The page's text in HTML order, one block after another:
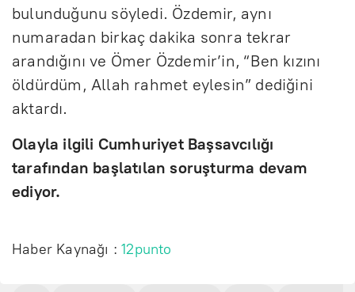
bulunduğunu söyledi. Özdemir, aynı
numaradan birkaç dakika sonra tekrar
arandığını ve Ömer Özdemir’in, “Ben kızını
öldürdüm, Allah rahmet eylesin” dediğini
aktardı.
Olayla ilgili Cumhuriyet Başsavcılığı
tarafından başlatılan soruşturma devam
ediyor.
Haber Kaynağı :12punto